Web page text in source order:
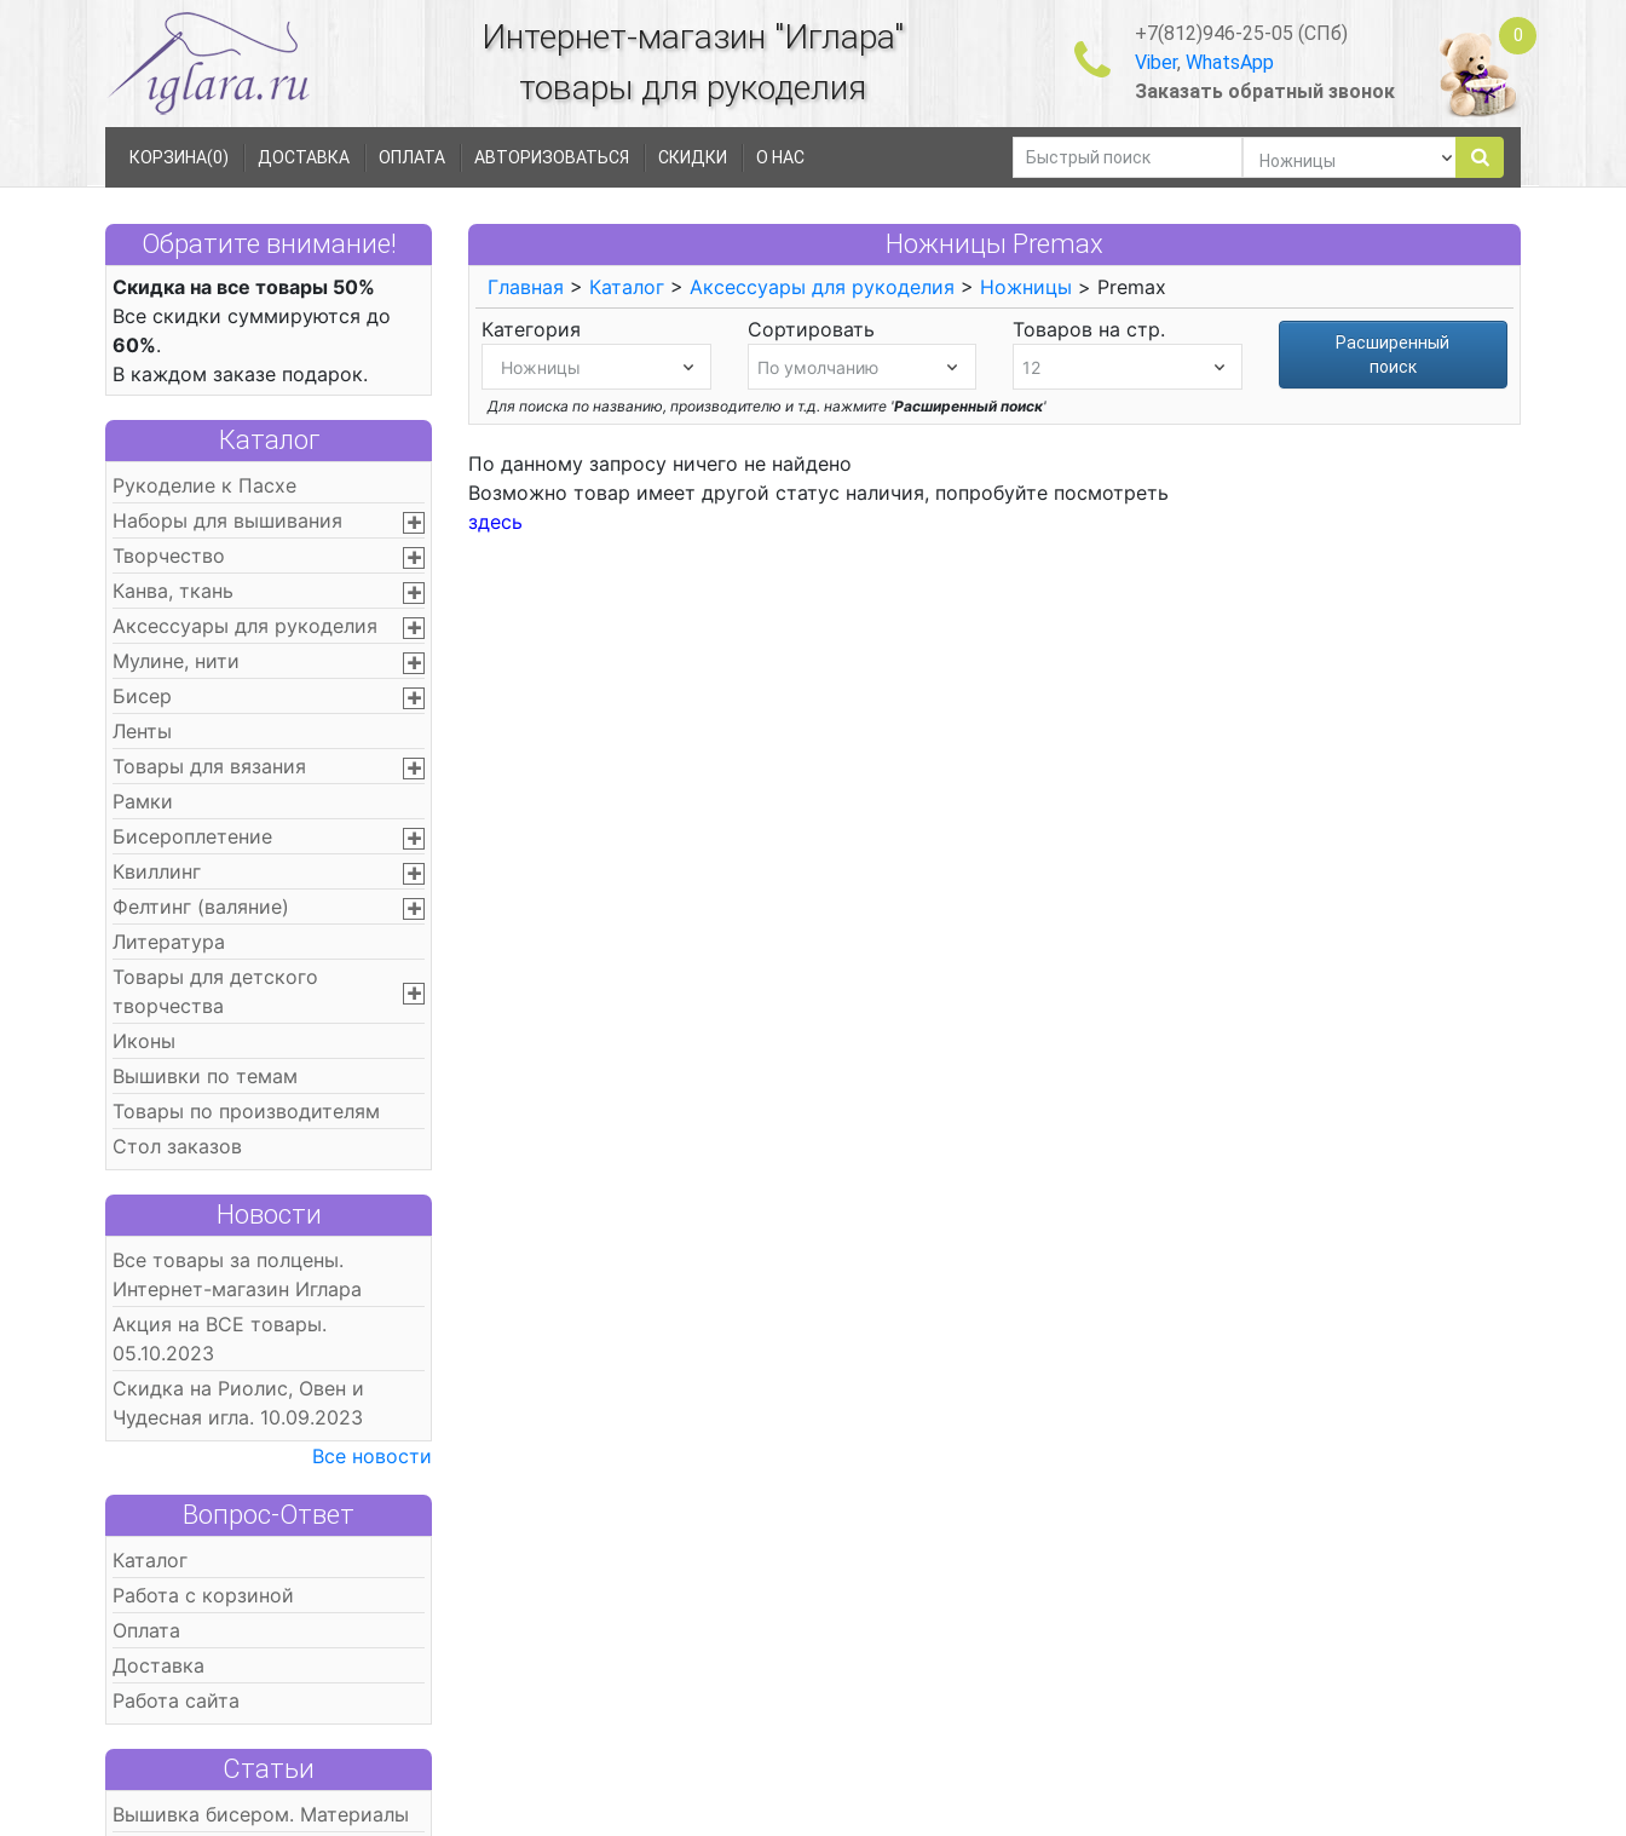
Интернет-магазин "Иглара"
товары для рукоделия
+7(812)946-25-05 (СПб)
Viber, WhatsApp
Заказать обратный звонок
0
КОРЗИНА(0) ДОСТАВКА ОПЛАТА АВТОРИЗОВАТЬСЯ СКИДКИ О НАС
Обратите внимание!
Скидка на все товары 50%
Все скидки суммируются до
60%.
В каждом заказе подарок.
Каталог
Рукоделие к Пасхе
Наборы для вышивания
Творчество
Канва, ткань
Аксессуары для рукоделия
Мулине, нити
Бисер
Ленты
Товары для вязания
Рамки
Бисероплетение
Квиллинг
Фелтинг (валяние)
Литература
Товары для детского
творчества
Иконы
Вышивки по темам
Товары по производителям
Стол заказов
Новости
Все товары за полцены.
Интернет-магазин Иглара
Акция на ВСЕ товары.
05.10.2023
Скидка на Риолис, Овен и
Чудесная игла. 10.09.2023
Все новости
Вопрос-Ответ
Каталог
Работа с корзиной
Оплата
Доставка
Работа сайта
Статьи
Вышивка бисером. Материалы
Ножницы Premax
Главная > Каталог > Аксессуары для рукоделия > Ножницы > Premax
Категория
Сортировать Товаров на стр.
Расширенный
поиск
Для поиска по названию, производителю и т.д. нажмите 'Расширенный поиск'
По данному запросу ничего не найдено
Возможно товар имеет другой статус наличия, попробуйте посмотреть
здесь